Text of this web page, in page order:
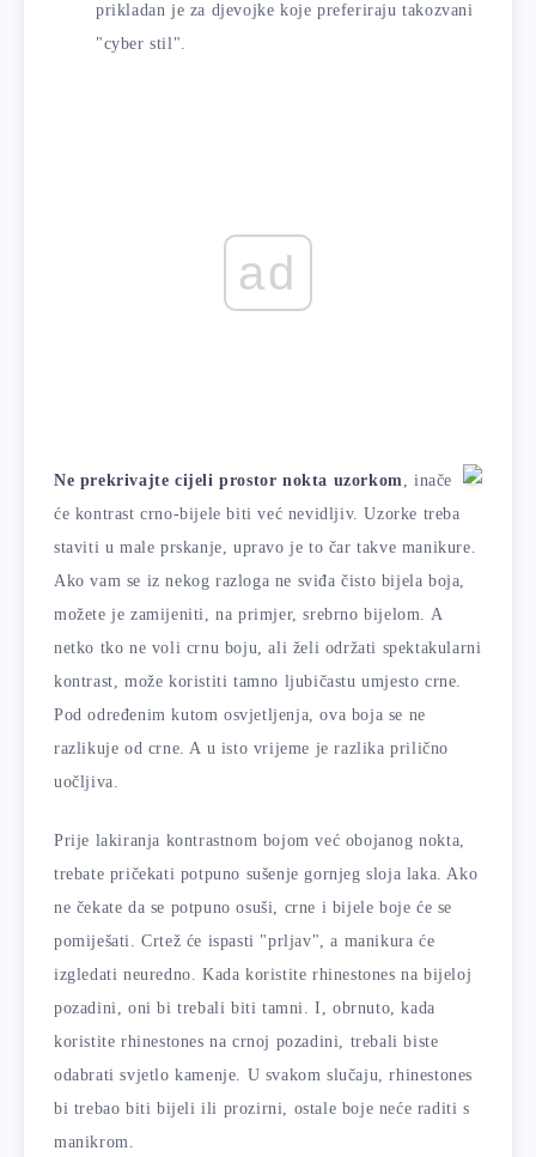
prikladan je za djevojke koje preferiraju takozvani
"cyber stil".
ad
Ne prekrivajte cijeli prostor nokta uzorkom, inače
će kontrast crno-bijele biti već nevidljiv. Uzorke treba
staviti u male prskanje, upravo je to čar takve manikure.
Ako vam se iz nekog razloga ne sviđa čisto bijela boja,
možete je zamijeniti, na primjer, srebrno bijelom. A
netko tko ne voli crnu boju, ali želi održati spektakularni
kontrast, može koristiti tamno ljubičastu umjesto crne.
Pod određenim kutom osvjetljenja, ova boja se ne
razlikuje od crne. A u isto vrijeme je razlika prilično
uočljiva.
Prije lakiranja kontrastnom bojom već obojanog nokta,
trebate pričekati potpuno sušenje gornjeg sloja laka. Ako
ne čekate da se potpuno osuši, crne i bijele boje će se
pomiješati. Crtež će ispasti "prljav", a manikura će
izgledati neuredno. Kada koristite rhinestones na bijeloj
pozadini, oni bi trebali biti tamni. I, obrnuto, kada
koristite rhinestones na crnoj pozadini, trebali biste
odabrati svjetlo kamenje. U svakom slučaju, rhinestones
bi trebao biti bijeli ili prozirni, ostale boje neće raditi s
manikrom.